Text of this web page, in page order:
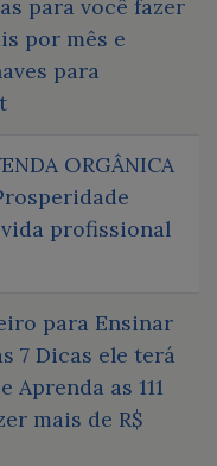
para você fazer
por mês e
para
ORGÂNICA
profissional
para Ensinar
7 Dicas ele terá
Aprenda as 111
mais de R$